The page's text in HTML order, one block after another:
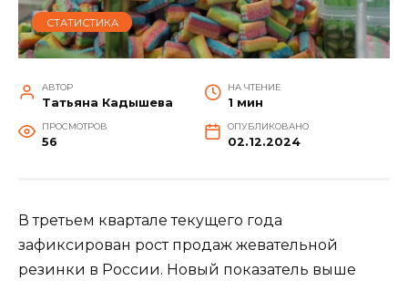
СТАТИСТИКА
АВТОР
Татьяна Кадышева
НА ЧТЕНИЕ
1 мин
ПРОСМОТРОВ
56
ОПУБЛИКОВАНО
02.12.2024
В третьем квартале текущего года
зафиксирован рост продаж жевательной
резинки в России. Новый показатель выше